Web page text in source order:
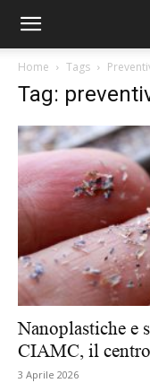
Home Tags
Tag:
Nanoplastiche e
CIAMC, il
3 Aprile 2026